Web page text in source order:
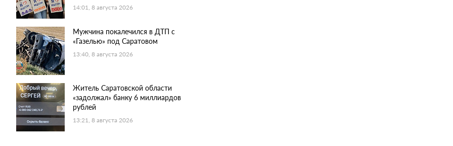
14:01, 8 августа 2026
Мужчина покалечился в ДТП с
«Газелью» под Саратовом
13:40, 8 августа 2026
Житель Саратовской области
«задолжал» банку 6 миллиардов
рублей
13:21, 8 августа 2026